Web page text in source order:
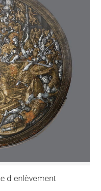
d''enlèvement